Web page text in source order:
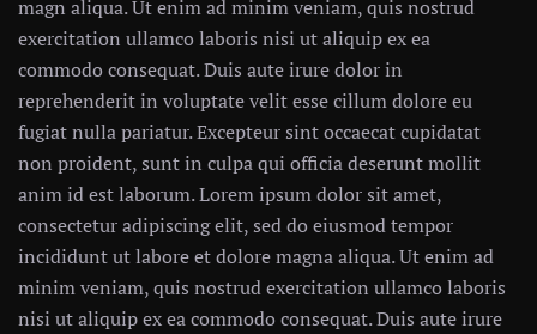
magn aliqua. Ut enim ad minim veniam, quis nostrud
exercitation ullamco laboris nisi ut aliquip ex ea
commodo consequat. Duis aute irure dolor in
reprehenderit in voluptate velit esse cillum dolore eu
fugiat nulla pariatur. Excepteur sint occaecat cupidatat
non proident, sunt in culpa qui officia deserunt mollit
anim id est laborum. Lorem ipsum dolor sit amet,
consectetur adipiscing elit, sed do eiusmod tempor
incididunt ut labore et dolore magna aliqua. Ut enim ad
minim veniam, quis nostrud exercitation ullamco laboris
nisi ut aliquip ex ea commodo consequat. Duis aute irure